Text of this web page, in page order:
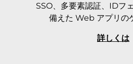
SSO、多要素認証、IDフ
備えた Web アプリの
詳しくは